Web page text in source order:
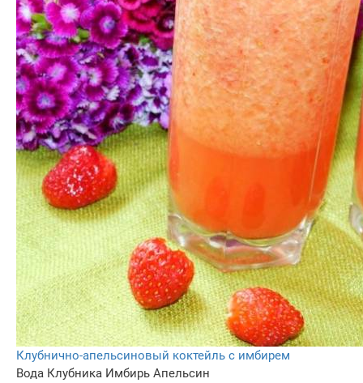
Клубнично-апельсиновый коктейль с имбирем
Вода Клубника Имбирь Апельсин